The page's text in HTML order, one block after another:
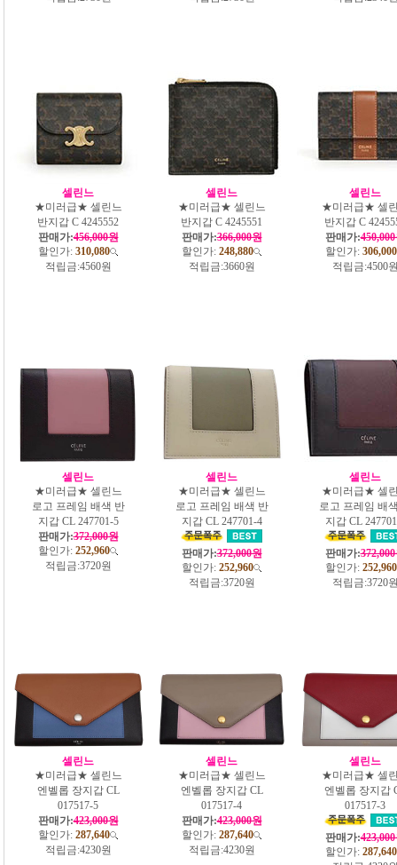
셀린느
★미러급★ 셀린느
반지갑 C 4245552
판매가:456,000원
할인가: 310,080
적립금:4560원
셀린느
★미러급★ 셀린느
반지갑 C 4245551
판매가:366,000원
할인가: 248,880
적립금:3660원
셀린느
★미러급★ 셀
반지갑 C
판매가:
할인가: 306,000
적립금:4500
셀린느
★미러급★ 셀린느
로고 프레임 배색 반
지갑 CL 247701-5
판매가:372,000원
할인가: 252,960
적립금:3720원
셀린느
★미러급★ 셀린느
로고 프레임 배색 반
지갑 CL 247701-4
판매가:372,000원
할인가: 252,960
적립금:3720원
셀린느
★미러급★ 셀
로고 프레임 배
지갑 CL
판매가:
할인가: 252,960
적립금:3720
셀린느
★미러급★ 셀린느
엔벨롭 장지갑 CL
017517-5
판매가:423,000원
할인가: 287,640
적립금:4230원
셀린느
★미러급★ 셀린느
엔벨롭 장지갑 CL
017517-4
판매가:423,000원
할인가: 287,640
적립금:4230원
셀린느
★미러급★ 셀
엔벨롭 장지갑
017517-3
판매가:
할인가: 287,640